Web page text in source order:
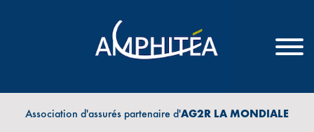
Association d'assurés partenaire d'AG2R LA MONDIALE